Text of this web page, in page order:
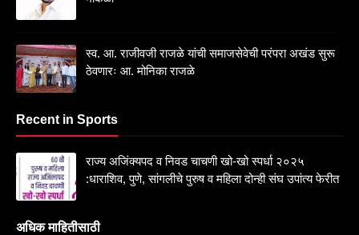
स्व. आ. राजीवजी राजळे यांची समाजसेवेची परंपरा अखंड सुरू
ठेवणारः आ. मोनिका राजळे
Recent in Sports
राज्य अजिंक्यपद व निवड चाचणी खो-खो स्पर्धा २०२५
:धाराशिव, पुणे, सांगलीचे पुरुष व महिला दोन्ही संघ उपांत्य फेरीत
अधिक माहितीसाठी